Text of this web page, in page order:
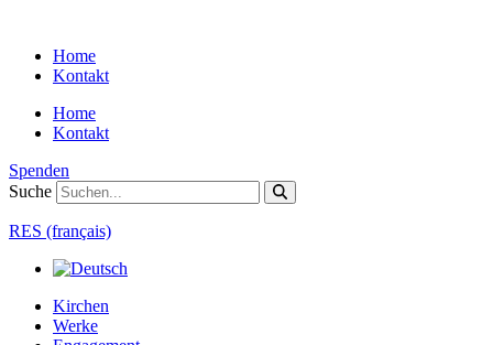
springenHome
Kontakt
Home
Kontakt
Spenden
Suche
RES (français)
Kirchen
Werke